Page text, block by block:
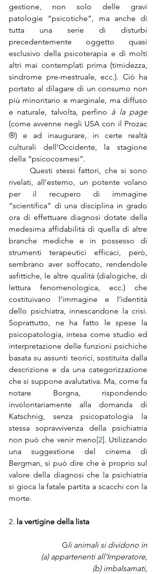
gestione, non solo delle gravi
patologie “psicotiche”, ma anche di
tutta una serie di disturbi
precedentemente oggetto quasi
esclusivo della psicoterapia e di molti
altri mai contemplati prima (timidezza,
sindrome pre-mestruale, ecc.). Ciò ha
portato al dilagare di un consumo non
più minoritario e marginale, ma diffuso
e naturale, talvolta, perfino à la page
(come avvenne negli USA con il Prozac
®) e ad inaugurare, in certe realtà
culturali dell’Occidente, la stagione
della “psicocosmesi”.
      Questi stessi fattori, che si sono
rivelati, all’esterno, un potente volano
per il recupero di immagine
“scientifica” di una disciplina in grado
ora di effettuare diagnosi dotate della
medesima affidabilità di quella di altre
branche mediche e in possesso di
strumenti terapeutici efficaci, però,
sembrano aver soffocato, rendendole
asfittiche, le altre qualità (dialogiche, di
lettura fenomenologica, ecc.) che
costituivano l’immagine e l’identità
dello psichiatra, innescandone la crisi.
Soprattutto, ne ha fatto le spese la
psicopatologia, intesa come studio ed
interpretazione delle funzioni psichiche
basata su assunti teorici, sostituita dalla
descrizione e da una categorizzazione
che si suppone avalutativa. Ma, come fa
notare Borgna, rispondendo
involontariamente alla domanda di
Katschnig, senza psicopatologia la
stessa sopravvivenza della psichiatria
non può che venir meno[2]. Utilizzando
una suggestione del cinema di
Bergman, si può dire che è proprio sul
valore della diagnosi che la psichiatria
si gioca la fatale partita a scacchi con la
morte.
2. la vertigine della lista
Gli animali si dividono in
(a) appartenenti all’Imperatore,
(b) imbalsamati,